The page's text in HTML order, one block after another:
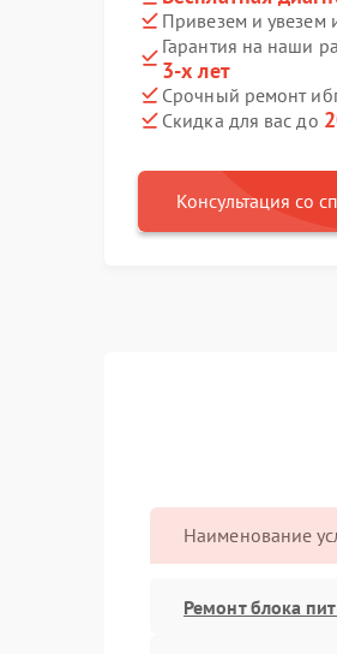
Привезем и увезем
Гарантия на наши
3-х лет
Срочный ремонт
Скидка для вас до
Консультация со
Наименование
Ремонт блока